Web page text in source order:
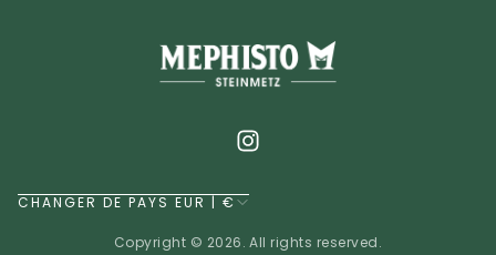
CHANGER DE PAYS EUR | €
Copyright © 2026. All rights reserved.